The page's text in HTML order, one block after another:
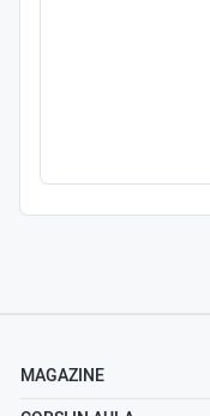
MAGAZINE